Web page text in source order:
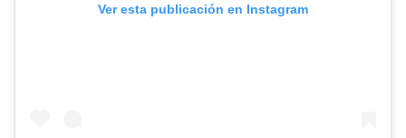
Ver esta publicación en Instagram